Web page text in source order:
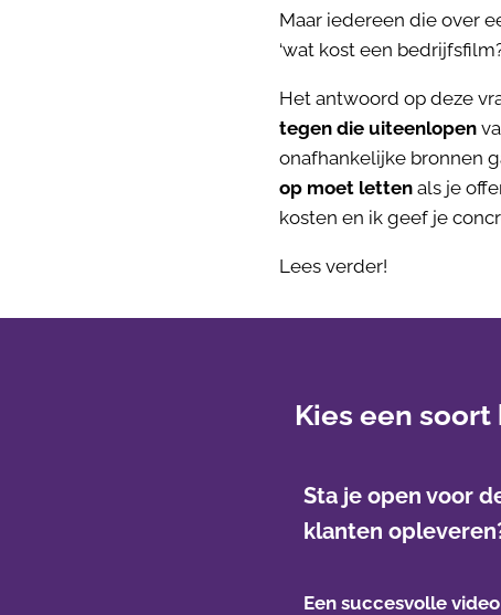
Maar iedereen die over
‘wat kost een
Het antwoord op deze
tegen die uiteenlopen
onafhankelijke bronnen
op moet letten als je
kosten en ik geef je
Lees verder!
Kies een
Sta je open voor
klanten
Een succesvolle